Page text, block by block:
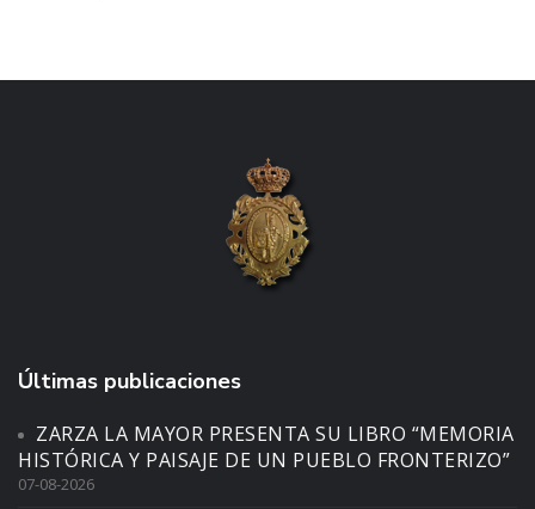
Últimas publicaciones
ZARZA LA MAYOR PRESENTA SU LIBRO “MEMORIA
HISTÓRICA Y PAISAJE DE UN PUEBLO FRONTERIZO”
07-08-2026